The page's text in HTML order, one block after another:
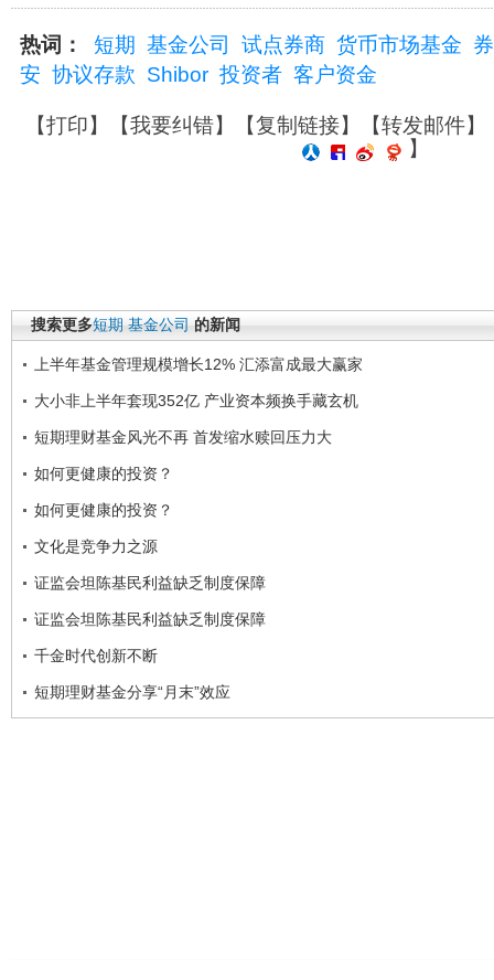
热词： 短期 基金公司 试点券商 货币市场基金
安 协议存款 Shibor 投资者 客户资金
【打印】【我要纠错】【复制链接】【转发邮件】
】
搜索更多短期 基金公司 的新闻
上半年基金管理规模增长12% 汇添富成最大赢家
大小非上半年套现352亿 产业资本频换手藏玄机
短期理财基金风光不再 首发缩水赎回压力大
如何更健康的投资？
如何更健康的投资？
文化是竞争力之源
证监会坦陈基民利益缺乏制度保障
证监会坦陈基民利益缺乏制度保障
千金时代创新不断
短期理财基金分享“月末”效应